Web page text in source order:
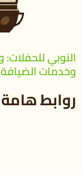
النوبي للحفلات:
وخدمات الضيافة
روابط هامة